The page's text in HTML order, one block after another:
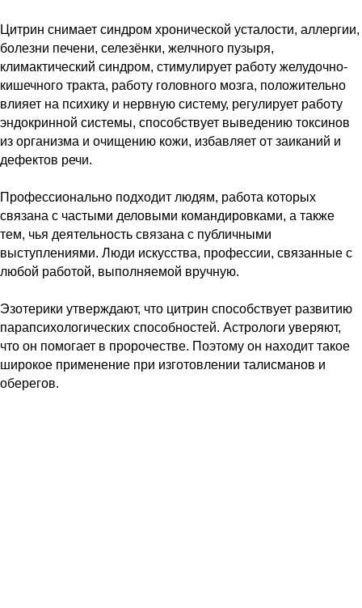
Цитрин снимает синдром хронической усталости, аллергии,
болезни печени, селезёнки, желчного пузыря,
климактический синдром, стимулирует работу желудочно-
кишечного тракта, работу головного мозга, положительно
влияет на психику и нервную систему, регулирует работу
эндокринной системы, способствует выведению токсинов
из организма и очищению кожи, избавляет от заиканий и
дефектов речи.
Профессионально подходит людям, работа которых
связана с частыми деловыми командировками, а также
тем, чья деятельность связана с публичными
выступлениями. Люди искусства, профессии, связанные с
любой работой, выполняемой вручную.
Эзотерики утверждают, что цитрин способствует развитию
парапсихологических способностей. Астрологи уверяют,
что он помогает в пророчестве. Поэтому он находит такое
широкое применение при изготовлении талисманов и
оберегов.